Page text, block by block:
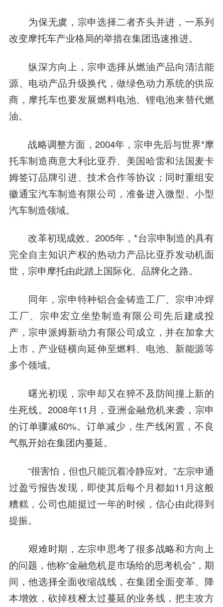
为保无虞，宗申选择二者齐头并进，一系列
改变摩托车产业格局的举措在集团迅速推进。
纵深方向上，宗申选择从燃油产品向清洁能
源、电动产品升级换代，做绿色动力系统的供应
商，摩托车也要发展燃料电池、锂电池来替代燃
油。
战略调整方面，2004年，宗申先后与世界*摩
托车制造商意大利比亚乔、美国哈雷和法国麦卡
姆签订品牌引进、技术合作等协议；同时重组安
徽通宝汽车制造有限公司，准备进入微型、小型
汽车制造领域。
改革初现成效。2005年，*台宗申制造的具有
完全自主知识产权的热动力产品比亚乔发动机面
世，宗申摩托由此踏上国际化、品牌化之路。
同年，宗申特种铝合金铸造工厂、宗申冲焊
工厂、宗申宏立坐垫制造有限公司先后建成投
产，宗申派姆新动力有限公司成立，并在加拿大
上市，产业链横向延伸至燃料、电池、新能源等
多个领域。
曙光初现，宗申却又在猝不及防间撞上新的
生死线。2008年11月，亚洲金融危机来袭，宗申
的订单骤减60%。订单减少，生产线闲置，不良
气氛开始在集团内蔓延。
“很害怕，但也只能沉着冷静应对。”左宗申通
过盈亏报告发现，即使其后每个月都如11月这般
糟糕，公司也能挺过一年的时候，信心由此得到
提振。
艰难时期，左宗申思考了很多战略和方向上
的问题，他称“金融危机是市场给的思考机会”，期
间，他选择全面收缩战线，在集团全面变革、降
本增效，砍掉枝桠太过蔓延的业务线，把主攻方